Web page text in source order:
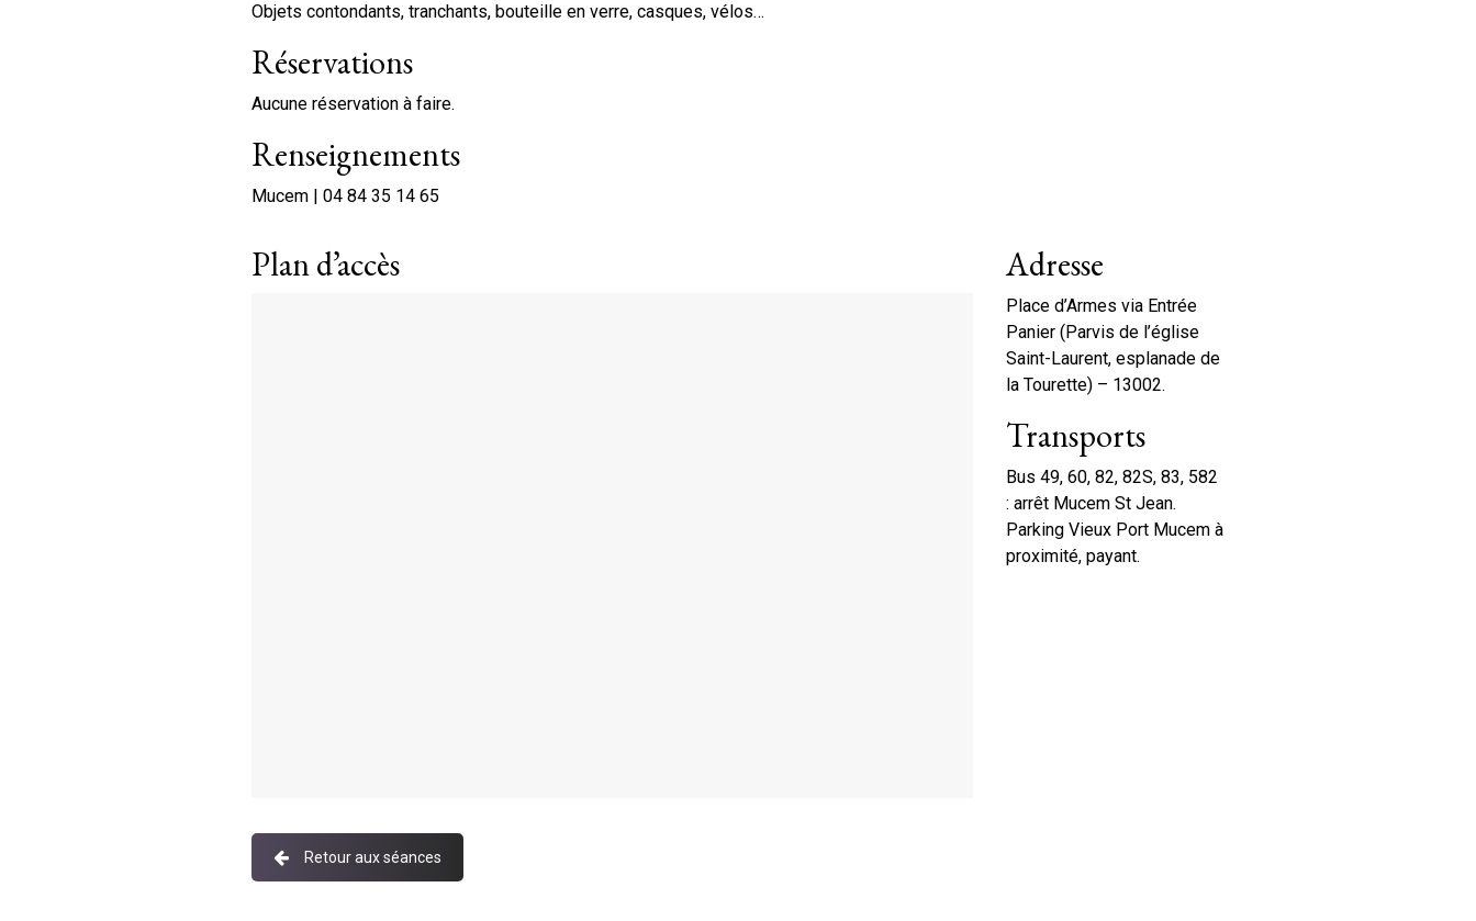
Objets contondants, tranchants, bouteille en verre, casques, vélos…
Réservations
Aucune réservation à faire.
Renseignements
Mucem | 04 84 35 14 65
Plan d’accès Adresse
Place d’Armes via Entrée
Panier (Parvis de l’église
Saint-Laurent, esplanade de
la Tourette) – 13002.
Transports
Bus 49, 60, 82, 82S, 83, 582
: arrêt Mucem St Jean.
Parking Vieux Port Mucem à
proximité, payant.
Retour aux séances